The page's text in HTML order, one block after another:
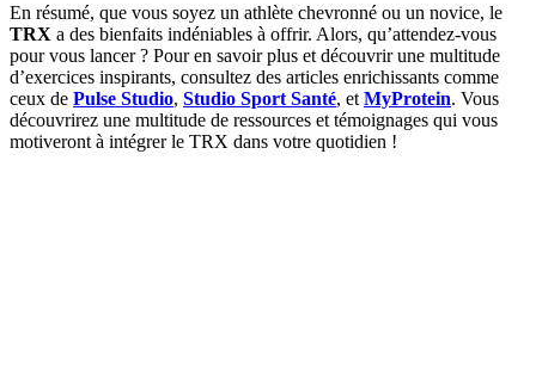
En résumé, que vous soyez un athlète chevronné ou un novice, le
TRX a des bienfaits indéniables à offrir. Alors, qu’attendez-vous
pour vous lancer ? Pour en savoir plus et découvrir une multitude
d’exercices inspirants, consultez des articles enrichissants comme
ceux de Pulse Studio, Studio Sport Santé, et MyProtein. Vous
découvrirez une multitude de ressources et témoignages qui vous
motiveront à intégrer le TRX dans votre quotidien !